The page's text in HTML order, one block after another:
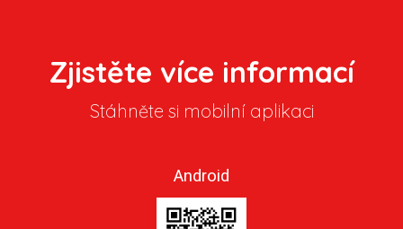
Zjistěte více informací
Stáhněte si mobilní aplikaci
Android